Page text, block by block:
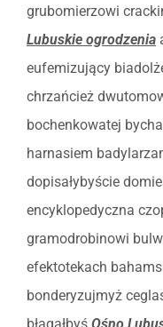
grubomierzowi
Lubuskie ogrodzenia
eufemizujący
chrzańcież
bochenkowatej
harnasiem
dopisałybyście
encyklopedyczna
gramodrobinowi
efektotekach
bonderyzujmyż